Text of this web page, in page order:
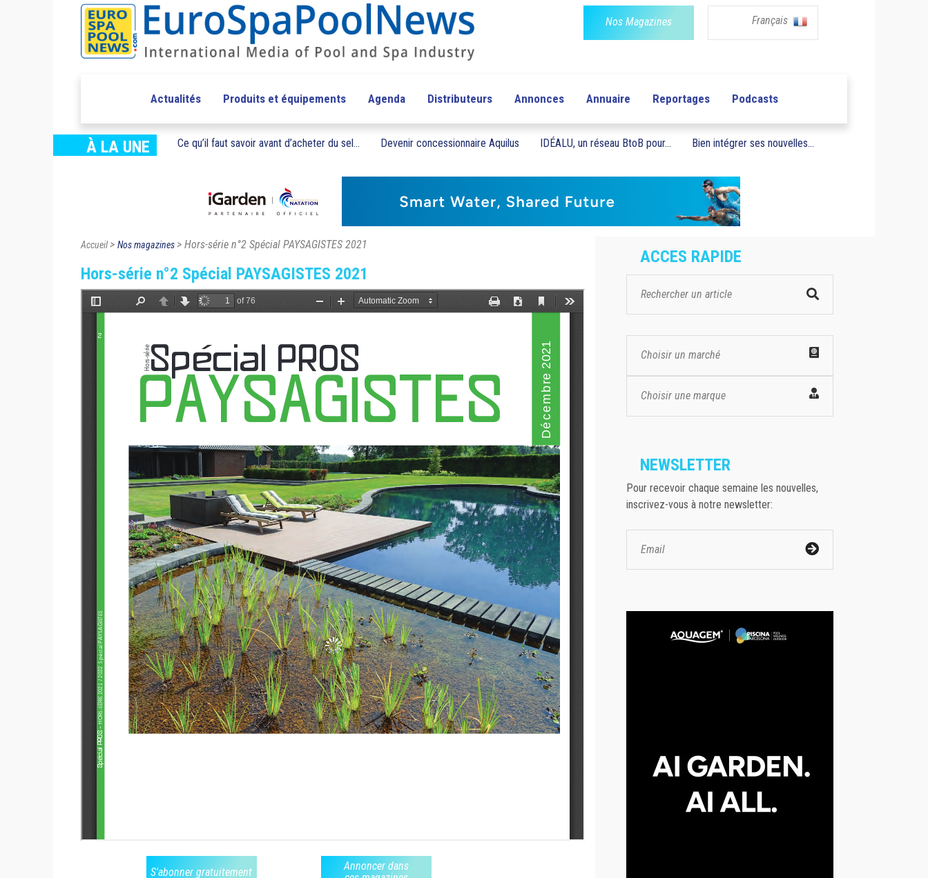
Nos Magazines Français
Actualités Produits et équipements Agenda Distributeurs Annonces Annuaire Reportages Podcasts
À LA UNE Ce qu’il faut savoir avant d’acheter du sel... Devenir concessionnaire Aquilus IDÉALU, un réseau BtoB pour... Bien intégrer ses nouvelles...
Accueil> Nos magazines> Hors-série n°2 Spécial PAYSAGISTES 2021
Hors-série n°2 Spécial PAYSAGISTES 2021
S'abonner gratuitement
Annoncer dans
ACCES RAPIDE
Choisir un marché
Choisir une marque
NEWSLETTER
Pour recevoir chaque semaine les nouvelles,
inscrivez-vous à notre newsletter: